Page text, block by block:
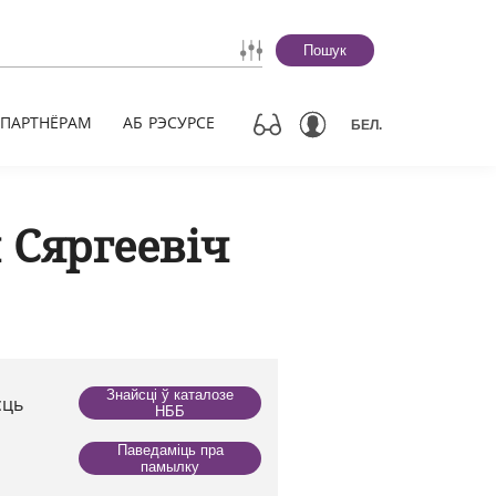
Пошук
ПАРТНЁРАМ АБ РЭСУРСЕ БЕЛ.
Знайсці ў каталозе
НББ
Паведаміць пра
памылку